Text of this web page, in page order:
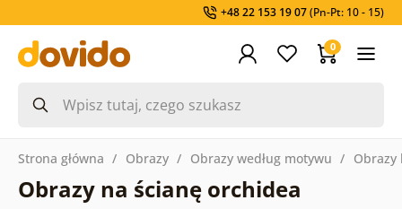
+48 22 153 19 07(Pn-Pt: 10 - 15)
0
Strona główna Obrazy Obrazy według motywu Obrazy
Obrazy na ścianę orchidea